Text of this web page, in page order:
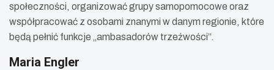
społeczności, organizować grupy samopomocowe oraz
współpracować z osobami znanymi w danym regionie, które
będą pełnić funkcje „ambasadorów trzeźwości”.
Maria Engler